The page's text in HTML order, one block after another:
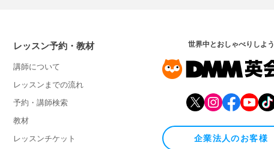
レッスン予約・教材
講師について
レッスンまでの流れ
予約・講師検索
教材
レッスンチケット
世界中とおしゃべりしよう
企業法人のお客様